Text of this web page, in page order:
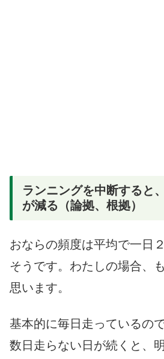
ランニングを中断すると
が減る（論拠、根拠）
おならの頻度は平均で一日
そうです。わたしの場合、
思います。
基本的に毎日走っているの
数日走らない日が続くと、